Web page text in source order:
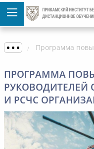
ПРОГРАММА
РУКОВОДИТЕЛЕЙ
И РСЧС